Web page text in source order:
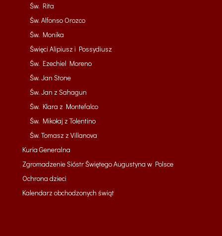
Św. Rita
Św. Alfonso Orozco
Św. Monika
Święci Alipiusz i Possydiusz
Św. Ezechiel Moreno
Św. Jan Stone
Św. Jan z Sahagun
Św. Klara z Montefalco
Św. Mikołaj z Tolentino
Św. Tomasz z Villanova
Kuria Generalna
Zgromadzenie Sióstr Świętego Augustyna w Polsce
Ochrona dzieci
Kalendarz obchodzonych świąt